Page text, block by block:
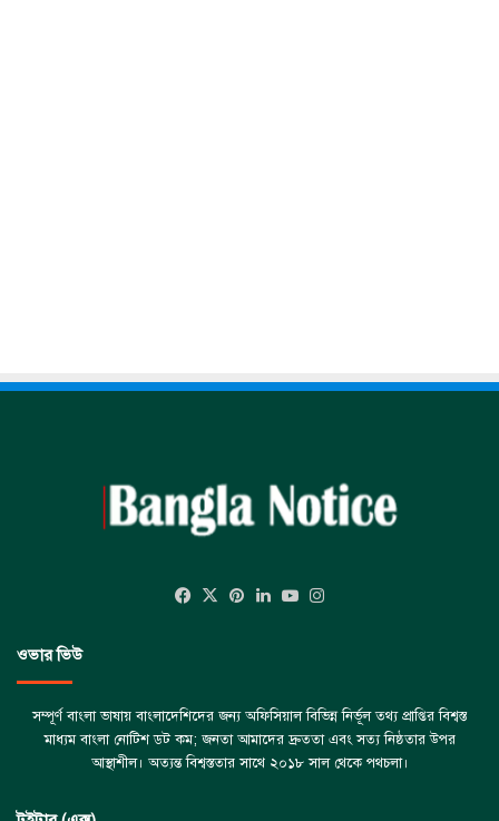
Facebook
X Pinterest
LinkedInYouTube
ওভার ভিউ
সম্পূর্ণ বাংলা ভাষায় বাংলাদেশিদের জন্য অফিসিয়াল বিভিন্ন নির্ভূল তথ্য প্রাপ্তির বিশ্বস্ত
মাধ্যম বাংলা নোটিশ ডট কম; জনতা আমাদের দ্রুততা এবং সত্য নিষ্ঠতার উপর
আস্থাশীল। অত্যন্ত বিশ্বস্ততার সাথে ২০১৮ সাল থেকে পথচলা।